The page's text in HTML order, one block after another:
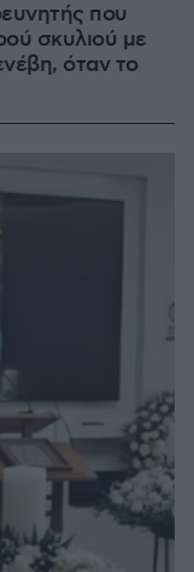
που
σκυλιού με
όταν το